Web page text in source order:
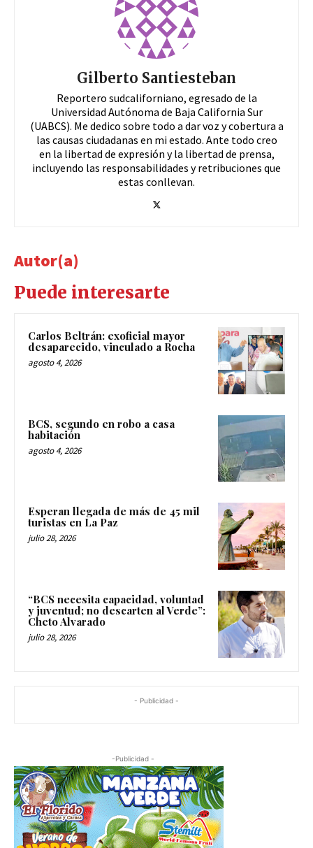
Gilberto Santiesteban
Reportero sudcaliforniano, egresado de la
Universidad Autónoma de Baja California Sur
(UABCS). Me dedico sobre todo a dar voz y cobertura a
las causas ciudadanas en mi estado. Ante todo creo
en la libertad de expresión y la libertad de prensa,
incluyendo las responsabilidades y retribuciones que
estas conllevan.
Autor(a)
Puede interesarte
Carlos Beltrán: exoficial mayor
desaparecido, vinculado a Rocha
agosto 4, 2026
BCS, segundo en robo a casa
habitación
agosto 4, 2026
Esperan llegada de más de 45 mil
turistas en La Paz
julio 28, 2026
“BCS necesita capacidad, voluntad
y juventud; no descarten al Verde”:
Cheto Alvarado
julio 28, 2026
- Publicidad -
-Publicidad -